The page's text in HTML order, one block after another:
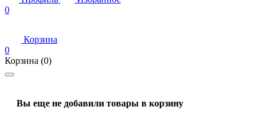
0
Корзина
0
Корзина (0)
Вы еще не добавили товары в корзину